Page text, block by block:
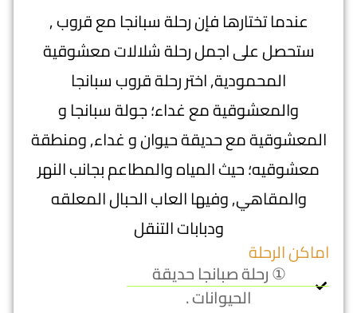
عندما تختارها فإن رحلة سبانجا مع قروب ,
ستحصل على اجمل رحلة شلالات معشوقية
المحمودية, اختر رحلة قروب سبانجا
والمعشوقية مع غداء؛ جولة سبانجا و
المعشوقية مع حديقة حيوان و غداء, ومنطقة
معشوقيه؛ حيث المياه والمطاعم بجانب النهر
والمقاهي, وفيها العاب الحبال المعلقه
ودبابات التنقل
اماكن الرحلة
① رحلة صبانجا حديقة
الحيوانات .